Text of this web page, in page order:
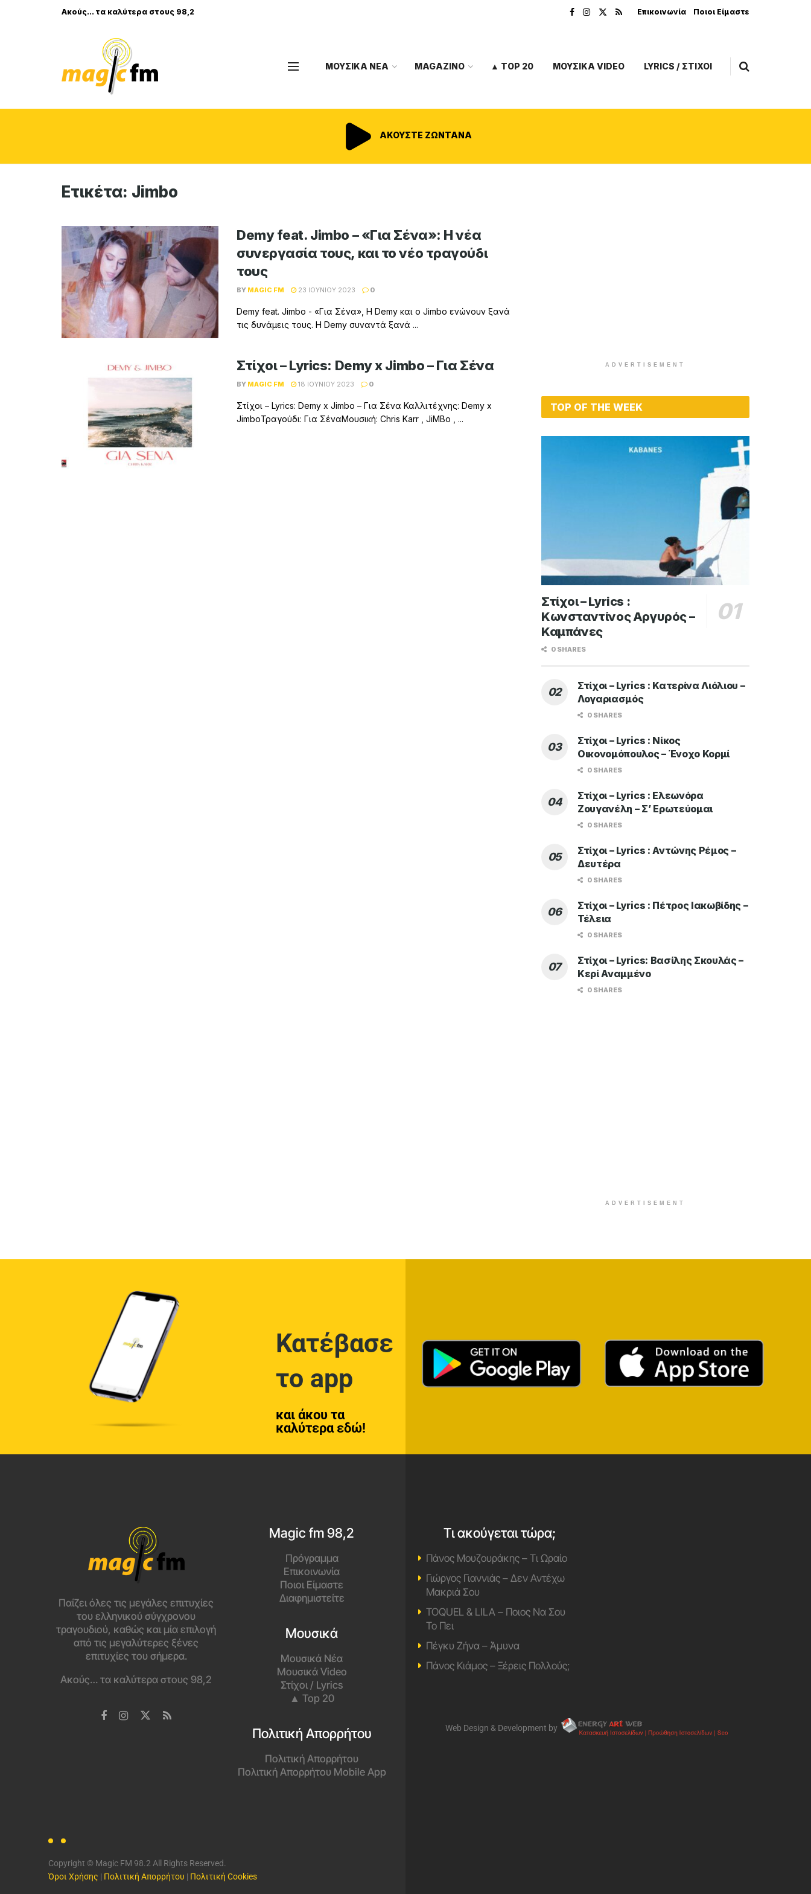
Ακούς... τα καλύτερα στους 98,2 Επικοινωνία Ποιοι Είμαστε
ΜΟΥΣΙΚΑ ΝΕΑ MAGAZINO ▲ TOP 20 ΜΟΥΣΙΚΑ VIDEO LYRICS / ΣΤΙΧΟΙ
ΑΚΟΥΣΤΕ ΖΩΝΤΑΝΑ
Ετικέτα: Jimbo
Demy feat. Jimbo – «Για Σένα»: Η νέα
συνεργασία τους, και το νέο τραγούδι
τους
BY MAGIC FM 23 ΙΟΥΝΊΟΥ 2023 0
Demy feat. Jimbo - «Για Σένα», Η Demy και ο Jimbo ενώνουν ξανά
τις δυνάμεις τους. Η Demy συναντά ξανά ...
Στίχοι – Lyrics: Demy x Jimbo – Για Σένα
BY MAGIC FM 18 ΙΟΥΝΊΟΥ 2023 0
Στίχοι – Lyrics: Demy x Jimbo – Για Σένα Καλλιτέχνης: Demy x
JimboΤραγούδι: Για ΣέναΜουσική: Chris Karr , JiMBo , ...
ADVERTISEMENT
TOP OF THE WEEK
Στίχοι – Lyrics :
Κωνσταντίνος Αργυρός –
Καμπάνες
0 SHARES
Στίχοι – Lyrics : Κατερίνα Λιόλιου –
Λογαριασμός
0 SHARES
Στίχοι – Lyrics : Νίκος
Οικονομόπουλος – Ένοχο Κορμί
0 SHARES
Στίχοι – Lyrics : Ελεωνόρα
Ζουγανέλη – Σ’ Ερωτεύομαι
0 SHARES
Στίχοι – Lyrics : Αντώνης Ρέμος –
Δευτέρα
0 SHARES
Στίχοι – Lyrics : Πέτρος Ιακωβίδης –
Τέλεια
0 SHARES
Στίχοι – Lyrics: Βασίλης Σκουλάς –
Κερί Αναμμένο
0 SHARES
ADVERTISEMENT
Κατέβασε
το app
και άκου τα
καλύτερα εδώ!
Παίζει όλες τις μεγάλες επιτυχίες
του ελληνικού σύγχρονου
τραγουδιού, καθώς και μία επιλογή
από τις μεγαλύτερες ξένες
επιτυχίες του σήμερα.
Ακούς… τα καλύτερα στους 98,2
Magic fm 98,2
Πρόγραμμα
Επικοινωνία
Ποιοι Είμαστε
Διαφημιστείτε
Μουσικά
Μουσικά Νέα
Μουσικά Video
Στίχοι / Lyrics
▲ Top 20
Πολιτική Απορρήτου
Πολιτική Απορρήτου
Πολιτική Απορρήτου Mobile App
Copyright © Magic FM 98.2 All Rights Reserved.
Όροι Χρήσης | Πολιτική Απορρήτου | Πολιτική Cookies
Τι ακούγεται τώρα;
Πάνος Μουζουράκης – Τι Ωραίο
Γιώργος Γιαννιάς – Δεν Αντέχω
Μακριά Σου
TOQUEL & LILA – Ποιος Να Σου
Το Πει
Πέγκυ Ζήνα – Άμυνα
Πάνος Κιάμος – Ξέρεις Πολλούς;
Web Design & Development by